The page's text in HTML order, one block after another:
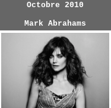
Octobre 2010
Mark Abrahams